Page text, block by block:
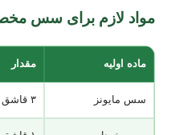
مواد لازم برای سس
ماده اولیه مقدار
سس مایونز ۳ قاشق غذاخوری